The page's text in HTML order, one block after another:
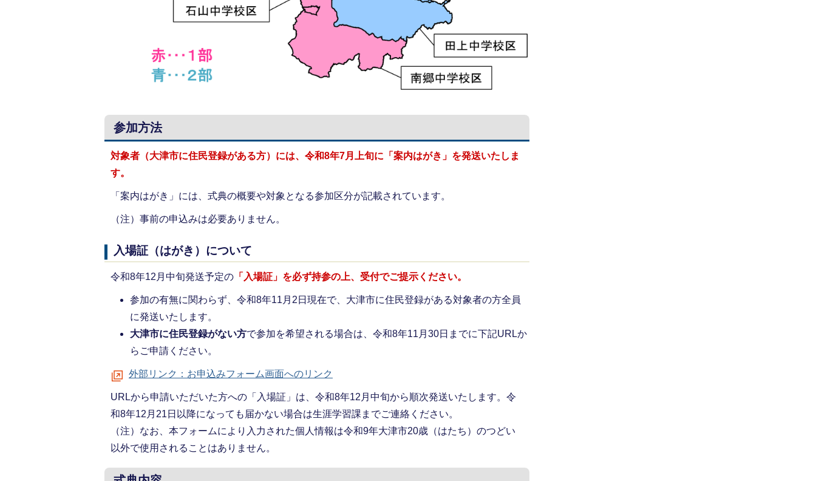
参加方法
対象者（大津市に住民登録がある方）には、令和8年7月上旬に「案内はがき」を発送いたしま
す。
「案内はがき」には、式典の概要や対象となる参加区分が記載されています。
（注）事前の申込みは必要ありません。
入場証（はがき）について
令和8年12月中旬発送予定の 「入場証」を必ず持参の上、受付でご提示ください。
参加の有無に関わらず、令和8年11月2日現在で、大津市に住民登録がある対象者の方全員
に発送いたします。
大津市に住民登録がない方で参加を希望される場合は、令和8年11月30日までに下記URLか
らご申請ください。
外部リンク：お申込みフォーム画面へのリンク
URLから申請いただいた方への「入場証」は、令和8年12月中旬から順次発送いたします。令
和8年12月21日以降になっても届かない場合は生涯学習課までご連絡ください。
（注）なお、本フォームにより入力された個人情報は令和9年大津市20歳（はたち）のつどい
以外で使用されることはありません。